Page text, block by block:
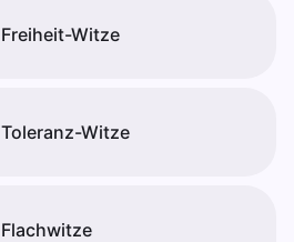
Freiheit-Witze
Toleranz-Witze
Flachwitze